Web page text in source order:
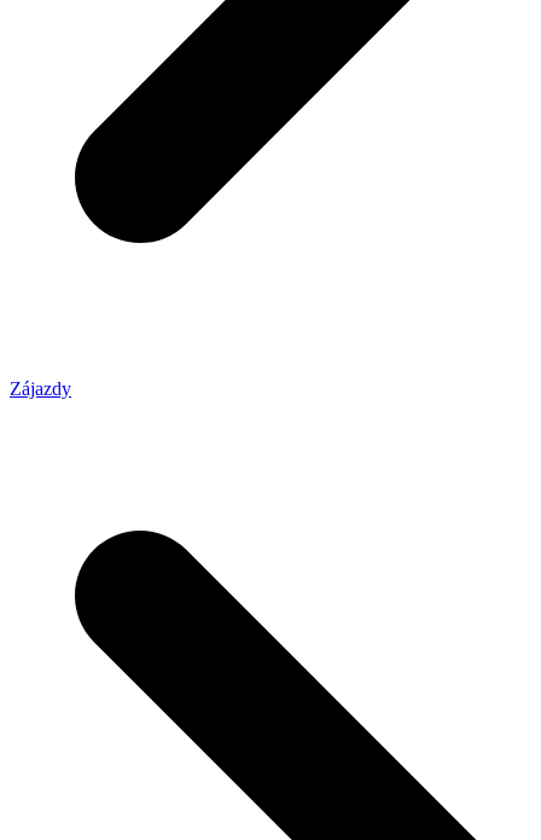
Zájazdy